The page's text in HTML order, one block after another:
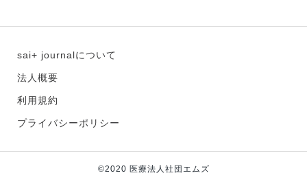
sai+ journalについて
法人概要
利用規約
プライバシーポリシー
©2020 医療法人社団エムズ